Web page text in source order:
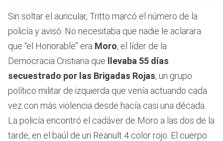
Sin soltar el auricular, Tritto marcó el número de la
policía y avisó. No necesitaba que nadie le aclarara
que “el Honorable” era Moro, el líder de la
Democracia Cristiana que llevaba 55 días
secuestrado por las Brigadas Rojas, un grupo
político militar de izquierda que venía actuando cada
vez con más violencia desde hacía casi una década.
La policía encontró el cadáver de Moro a las dos de la
tarde, en el baúl de un Reanult 4 color rojo. El cuerpo